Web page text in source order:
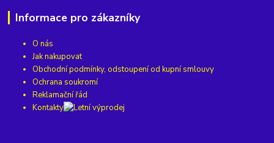
Informace pro zákazníky
O nás
Jak nakupovat
Obchodní podmínky, odstoupení od kupní smlouvy
Ochrana soukromí
Reklamační řád
Kontakty